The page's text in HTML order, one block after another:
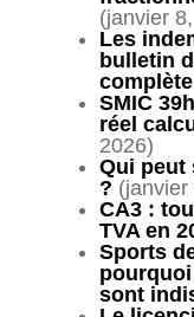
(janvier
Les
bulletin
complète
SMIC
réel
2026)
Qui peut
? (janvier
CA3 :
TVA en
Sports
sont